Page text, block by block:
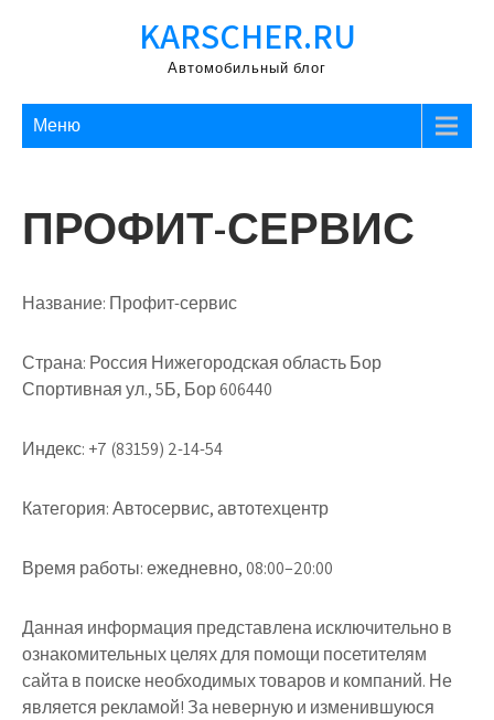
KARSCHER.RU
Автомобильный блог
Меню
ПРОФИТ-СЕРВИС
Название: Профит-сервис
Страна: Россия Нижегородская область Бор
Спортивная ул., 5Б, Бор 606440
Индекс: +7 (83159) 2-14-54
Категория:Автосервис, автотехцентр
Время работы:ежедневно, 08:00–20:00
Данная информация представлена исключительно в
ознакомительных целях для помощи посетителям
сайта в поиске необходимых товаров и компаний. Не
является рекламой! За неверную и изменившуюся